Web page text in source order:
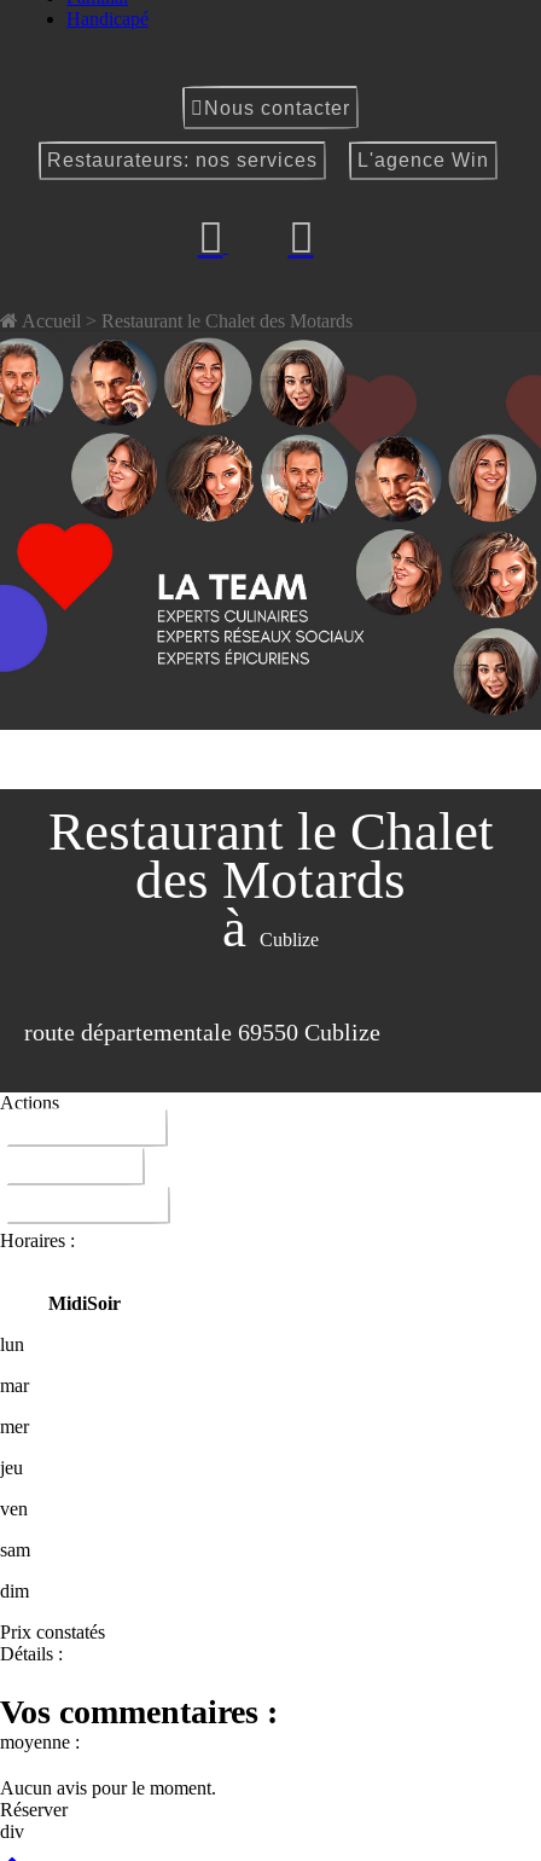
Handicapé
Nous contacter
Restaurateurs: nos services L'agence Win
Accueil > Restaurant le Chalet des Motards
Restaurant le Chalet
des Motards
à
Cublize
route départementale 69550 Cublize
Actions
Horaires :
MidiSoir
lun
mar
mer
jeu
ven
sam
dim
Prix constatés
Détails :
Vos commentaires :
moyenne :
Aucun avis pour le moment.
Réserver
div